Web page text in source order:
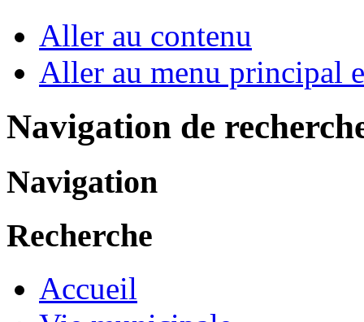
Aller au contenu
Aller au menu principal
Navigation de
Navigation
Recherche
Accueil